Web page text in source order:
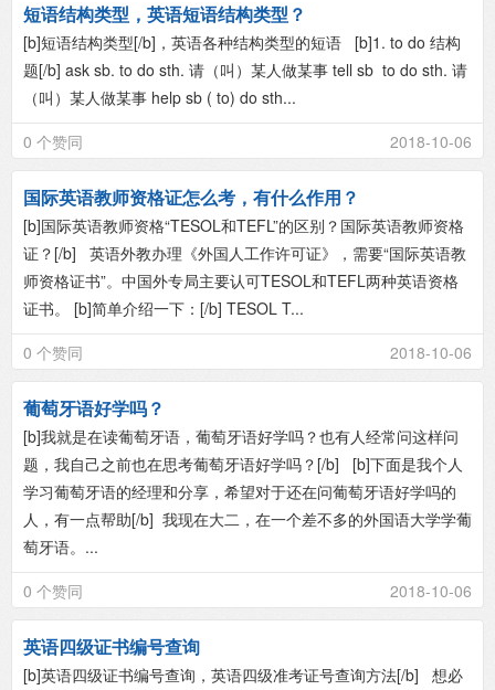
短语结构类型，英语短语结构类型？
[b]短语结构类型[/b]，英语各种结构类型的短语 [b]1. to do 结构
题[/b] ask sb. to do sth. 请（叫）某人做某事 tell sb to do sth. 请
（叫）某人做某事 help sb ( to) do sth...
0 个赞同
2018-10-06
国际英语教师资格证怎么考，有什么作用？
[b]国际英语教师资格“TESOL和TEFL”的区别？国际英语教师资格
证？[/b] 英语外教办理《外国人工作许可证》，需要“国际英语教
师资格证书”。中国外专局主要认可TESOL和TEFL两种英语资格
证书。 [b]简单介绍一下：[/b] TESOL T...
0 个赞同
2018-10-06
葡萄牙语好学吗？
[b]我就是在读葡萄牙语，葡萄牙语好学吗？也有人经常问这样问
题，我自己之前也在思考葡萄牙语好学吗？[/b] [b]下面是我个人
学习葡萄牙语的经理和分享，希望对于还在问葡萄牙语好学吗的
人，有一点帮助[/b] 我现在大二，在一个差不多的外国语大学学葡
萄牙语。...
0 个赞同
2018-10-06
英语四级证书编号查询
[b]英语四级证书编号查询，英语四级准考证号查询方法[/b] 想必